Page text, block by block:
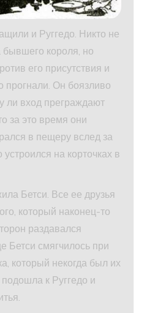
и Руггедо. Никто не
короля, но
его присутствия и
прогнали. Он боязливо
ли вход преграждают
за это время они
в пещеру вслед за
на корточках в
Бетси. Все ее друзья
который наконец-то
раздавался
Бетси смягчилось при
который некогда был их
к Руггедо и